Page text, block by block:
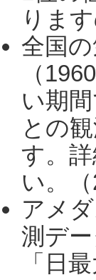
りま
全国
（
い期
との
す。詳
い。（
アメ
測デ
「日